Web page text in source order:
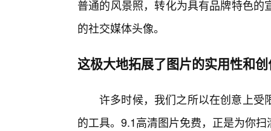
普通的风景照，转化为具有品牌特色
的社交媒体头像。
这极大地拓展了图片的实用性和
许多时候，我们之所以在创意上受
的工具。9.1高清图片免费，正是为你